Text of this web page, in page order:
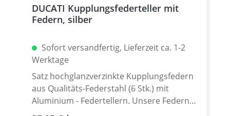
DUCATI Kupplungsfederteller mit
Federn, silber
Sofort versandfertig, Lieferzeit ca. 1-2
Werktage
Satz hochglanzverzinkte Kupplungsfedern
aus Qualitäts-Federstahl (6 Stk.) mit
Aluminium - Federtellern. Unsere Federn
entsprechen in der Federrate denen der